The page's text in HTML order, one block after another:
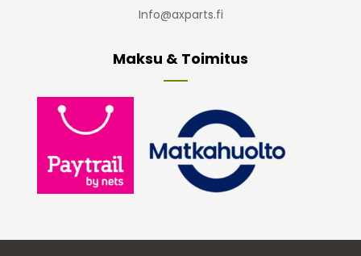
Info@axparts.fi
Maksu & Toimitus